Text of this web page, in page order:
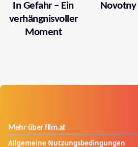
In Gefahr – Ein
verhängnisvoller
Moment
Mehr über film.at
Allgemeine Nutzungsbedingungen